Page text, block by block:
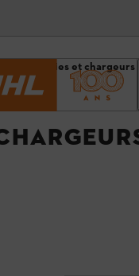
Batteries et chargeurs